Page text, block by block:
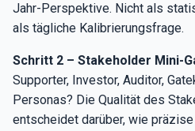
Jahr-Perspektive. Nicht als
als tägliche Kalibrierungsfrage.
Schritt 2 – Stakeholder Mini-
Supporter, Investor, Auditor,
Personas? Die Qualität des
entscheidet darüber, wie